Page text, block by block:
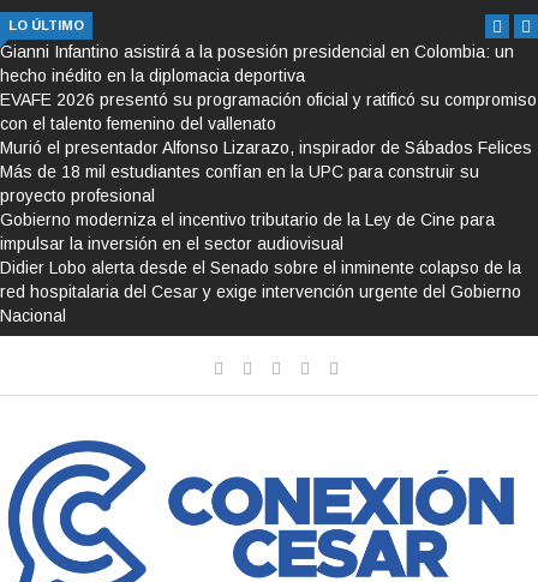
LO ÚLTIMO
Gianni Infantino asistirá a la posesión presidencial en Colombia: un
hecho inédito en la diplomacia deportiva
EVAFE 2026 presentó su programación oficial y ratificó su compromiso
con el talento femenino del vallenato
Murió el presentador Alfonso Lizarazo, inspirador de Sábados Felices
Más de 18 mil estudiantes confían en la UPC para construir su
proyecto profesional
Gobierno moderniza el incentivo tributario de la Ley de Cine para
impulsar la inversión en el sector audiovisual
Didier Lobo alerta desde el Senado sobre el inminente colapso de la
red hospitalaria del Cesar y exige intervención urgente del Gobierno
Nacional